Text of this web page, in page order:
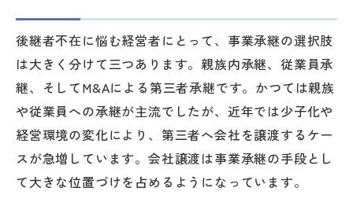
後継者不在に悩む経営者にとって、事業承継の選択肢
は大きく分けて三つあります。親族内承継、従業員承
継、そしてM&Aによる第三者承継です。かつては親族
や従業員への承継が主流でしたが、近年では少子化や
経営環境の変化により、第三者へ会社を譲渡するケー
スが急増しています。会社譲渡は事業承継の手段とし
て大きな位置づけを占めるようになっています。